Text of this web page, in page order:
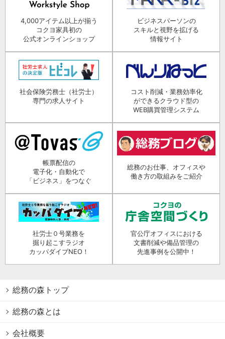
4,000アイテム以上が揃う
コクヨ家具初の
公式オンラインショップ
ビジネスパーソンの
スキルと視野を拡げる
情報サイト
社会保険労務士（社労士）
専門の求人サイト
コスト削減・業務効率化
ができるクラウド型の
WEB購買管理システム
帳票配信の
電子化・自動化で
「ビジネス」をつなぐ
総務のお仕事、オフィスや
働き方の取組みをご紹介
社労士０号業務を
掘り起こすラジオ
カッパダイブNEO！
官公庁オフィスにおける
文書削減や備品管理の
先進事例を公開中！
総務の森トップ
総務の森とは
会社概要